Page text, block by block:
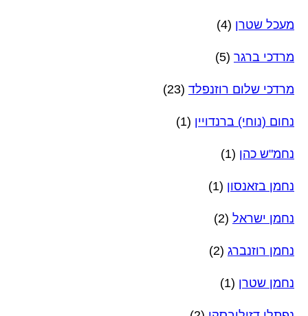
מעכל שטרן (4)
מרדכי ברגר (5)
מרדכי שלום רוזנפלד (23)
נחום (נוחי) ברנדויין (1)
נחמ"ש כהן (1)
נחמן בזאנסון (1)
נחמן ישראל (2)
נחמן רוזנברג (2)
נחמן שטרן (1)